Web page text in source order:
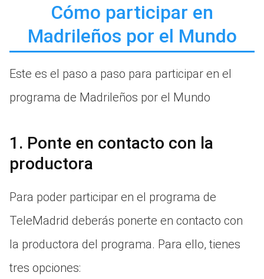
Cómo participar en
Madrileños por el Mundo
Este es el paso a paso para participar en el
programa de Madrileños por el Mundo
1. Ponte en contacto con la
productora
Para poder participar en el programa de
TeleMadrid deberás ponerte en contacto con
la productora del programa. Para ello, tienes
tres opciones: